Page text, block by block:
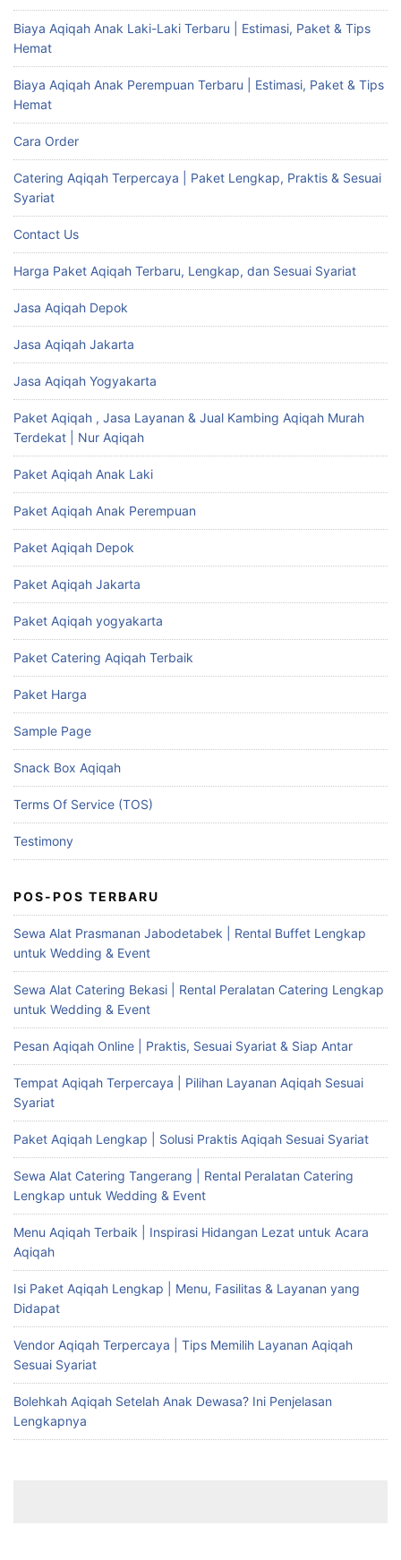
Biaya Aqiqah Anak Laki-Laki Terbaru | Estimasi, Paket & Tips
Hemat
Biaya Aqiqah Anak Perempuan Terbaru | Estimasi, Paket & Tips
Hemat
Cara Order
Catering Aqiqah Terpercaya | Paket Lengkap, Praktis & Sesuai
Syariat
Contact Us
Harga Paket Aqiqah Terbaru, Lengkap, dan Sesuai Syariat
Jasa Aqiqah Depok
Jasa Aqiqah Jakarta
Jasa Aqiqah Yogyakarta
Paket Aqiqah , Jasa Layanan & Jual Kambing Aqiqah Murah
Terdekat | Nur Aqiqah
Paket Aqiqah Anak Laki
Paket Aqiqah Anak Perempuan
Paket Aqiqah Depok
Paket Aqiqah Jakarta
Paket Aqiqah yogyakarta
Paket Catering Aqiqah Terbaik
Paket Harga
Sample Page
Snack Box Aqiqah
Terms Of Service (TOS)
Testimony
POS-POS TERBARU
Sewa Alat Prasmanan Jabodetabek | Rental Buffet Lengkap
untuk Wedding & Event
Sewa Alat Catering Bekasi | Rental Peralatan Catering Lengkap
untuk Wedding & Event
Pesan Aqiqah Online | Praktis, Sesuai Syariat & Siap Antar
Tempat Aqiqah Terpercaya | Pilihan Layanan Aqiqah Sesuai
Syariat
Paket Aqiqah Lengkap | Solusi Praktis Aqiqah Sesuai Syariat
Sewa Alat Catering Tangerang | Rental Peralatan Catering
Lengkap untuk Wedding & Event
Menu Aqiqah Terbaik | Inspirasi Hidangan Lezat untuk Acara
Aqiqah
Isi Paket Aqiqah Lengkap | Menu, Fasilitas & Layanan yang
Didapat
Vendor Aqiqah Terpercaya | Tips Memilih Layanan Aqiqah
Sesuai Syariat
Bolehkah Aqiqah Setelah Anak Dewasa? Ini Penjelasan
Lengkapnya